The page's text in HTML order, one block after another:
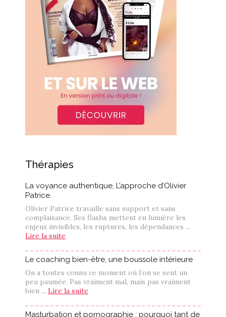
Thérapies
La voyance authentique, L’approche d’Olivier
Patrice
Olivier Patrice travaille sans support et sans
complaisance. Ses flashs mettent en lumière les
enjeux invisibles, les ruptures, les dépendances ...
Lire la suite
Le coaching bien-être, une boussole intérieure
On a toutes connu ce moment où l’on se sent un
peu paumée. Pas vraiment mal, mais pas vraiment
bien ... Lire la suite
Masturbation et pornographie : pourquoi tant de